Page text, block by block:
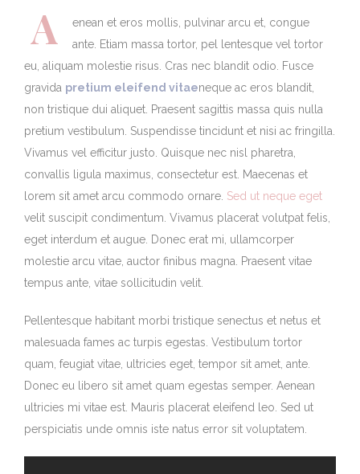
A
enean et eros mollis, pulvinar arcu et, congue
ante. Etiam massa tortor, pel lentesque vel tortor
eu, aliquam molestie risus. Cras nec blandit odio. Fusce
gravida pretium eleifend vitaeneque ac eros blandit,
non tristique dui aliquet. Praesent sagittis massa quis nulla
pretium vestibulum. Suspendisse tincidunt et nisi ac fringilla.
Vivamus vel efficitur justo. Quisque nec nisl pharetra,
convallis ligula maximus, consectetur est. Maecenas et
lorem sit amet arcu commodo ornare. Sed ut neque eget
velit suscipit condimentum. Vivamus placerat volutpat felis,
eget interdum et augue. Donec erat mi, ullamcorper
molestie arcu vitae, auctor finibus magna. Praesent vitae
tempus ante, vitae sollicitudin velit.
Pellentesque habitant morbi tristique senectus et netus et
malesuada fames ac turpis egestas. Vestibulum tortor
quam, feugiat vitae, ultricies eget, tempor sit amet, ante.
Donec eu libero sit amet quam egestas semper. Aenean
ultricies mi vitae est. Mauris placerat eleifend leo. Sed ut
perspiciatis unde omnis iste natus error sit voluptatem.